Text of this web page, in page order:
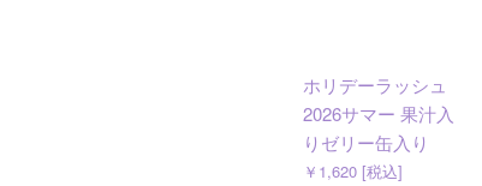
ホリデーラッシュ
2026サマー 果汁入
りゼリー缶入り
￥1,620 [税込]